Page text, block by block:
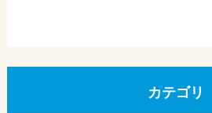
カテゴリ